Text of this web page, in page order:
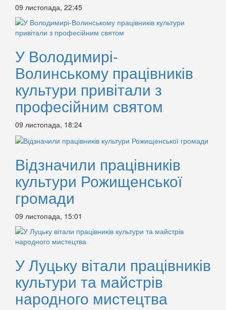
09 листопада, 22:45
У Володимирі-
Волинському працівників
культури привітали з
професійним святом
09 листопада, 18:24
Відзначили працівників
культури Рожищенської
громади
09 листопада, 15:01
У Луцьку вітали працівників
культури та майстрів
народного мистецтва